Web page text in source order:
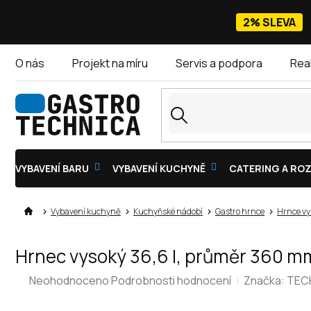
2% SLEVA
O nás Projekt na míru Servis a podpora
VYBAVENÍ BARU VYBAVENÍ KUCHYNĚ CATERING A
Vybavení kuchyně Kuchyňské nádobí Gastro hrnce Hrnce
Hrnec vysoký 36,6 l, průměr 360
Průměrné
NeohodnocenoPodrobnosti hodnocení Značka: